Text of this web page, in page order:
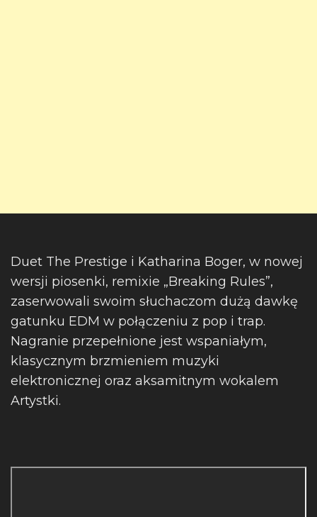
Duet The Prestige i Katharina Boger, w nowej
wersji piosenki, remixie „Breaking Rules”,
zaserwowali swoim słuchaczom dużą dawkę
gatunku EDM w połączeniu z pop i trap.
Nagranie przepełnione jest wspaniałym,
klasycznym brzmieniem muzyki
elektronicznej oraz aksamitnym wokalem
Artystki.